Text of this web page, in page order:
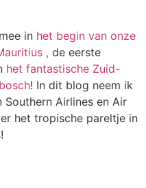
in het begin van onze
, de eerste
het fantastische Zuid-
! In dit blog neem ik
Southern Airlines en Air
het tropische pareltje in